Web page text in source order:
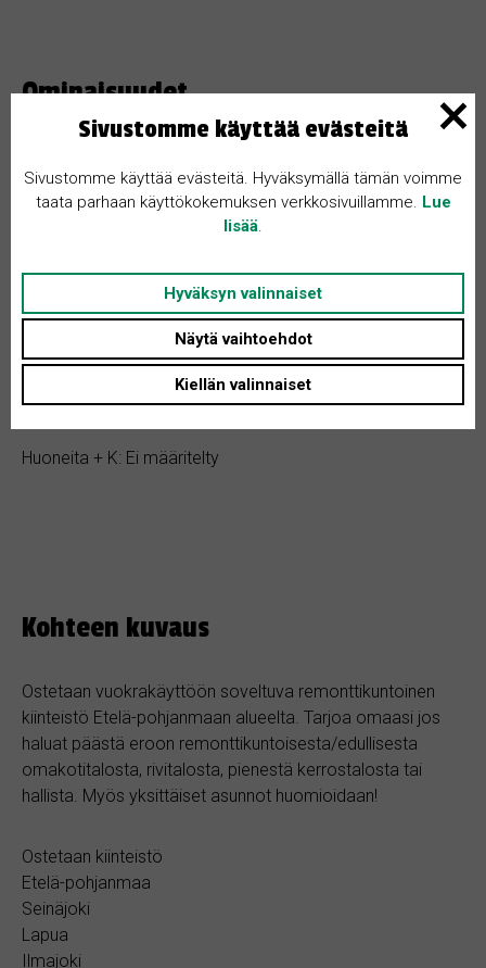
Ominaisuudet
Makuuhuoneita: Ei määritelty
Pinta-ala: Ei määritelty
Rakennusvuosi: Ei määritelty
Tontin koko: Ei määritelty
Huoneita + K: Ei määritelty
Kohteen kuvaus
Ostetaan vuokrakäyttöön soveltuva remonttikuntoinen
kiinteistö Etelä-pohjanmaan alueelta. Tarjoa omaasi jos
haluat päästä eroon remonttikuntoisesta/edullisesta
omakotitalosta, rivitalosta, pienestä kerrostalosta tai
hallista. Myös yksittäiset asunnot huomioidaan!
Ostetaan kiinteistö
Etelä-pohjanmaa
Seinäjoki
Lapua
Ilmajoki
Sivustomme käyttää evästeitä
Sivustomme käyttää evästeitä. Hyväksymällä tämän voimme
taata parhaan käyttökokemuksen verkkosivuillamme. Lue
lisää.
Hyväksyn valinnaiset
Näytä vaihtoehdot
Kiellän valinnaiset